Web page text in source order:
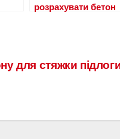
розрахувати бетон
для стяжки